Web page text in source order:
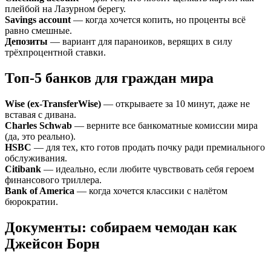
плейбой на Лазурном берегу.
Savings account — когда хочется копить, но проценты всё
равно смешные.
Депозиты — вариант для параноиков, верящих в силу
трёхпроцентной ставки.
Топ-5 банков для граждан мира
Wise (ex-TransferWise) — открываете за 10 минут, даже не
вставая с дивана.
Charles Schwab — верните все банкоматные комиссии мира
(да, это реально).
HSBC — для тех, кто готов продать почку ради премиального
обслуживания.
Citibank — идеально, если любите чувствовать себя героем
финансового триллера.
Bank of America — когда хочется классики с налётом
бюрократии.
Документы: собираем чемодан как
Джейсон Борн